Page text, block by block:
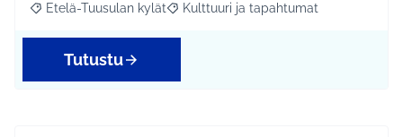
Rajaa tulokset aihepiirin mukaan: Etelä-Tuusulan kylät
Etelä-Tuusulan kylät Rajaa tulokset teeman mukaan:
Kulttuuri ja tapahtumat
Tutustu